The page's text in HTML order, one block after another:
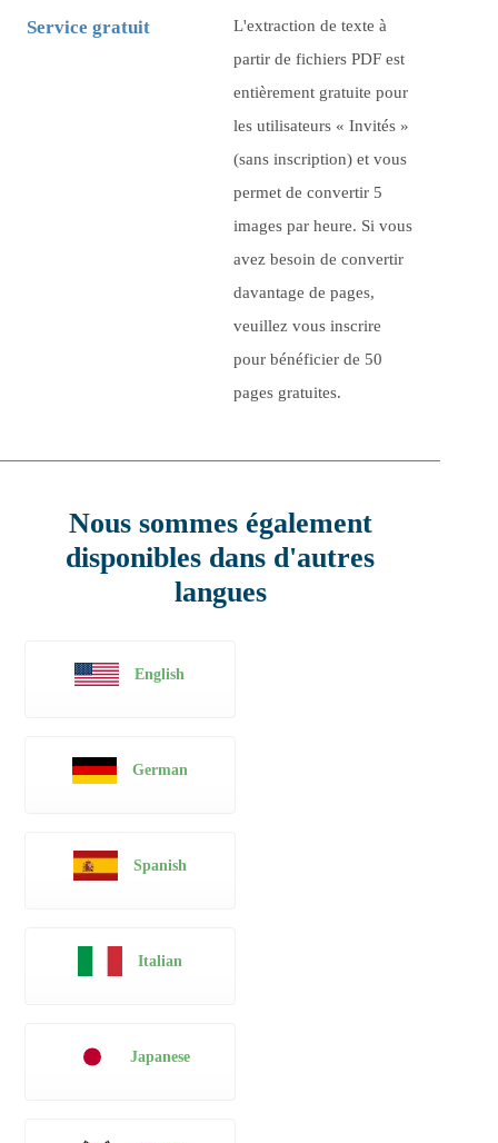
Service gratuit
L'extraction de texte à
partir de fichiers PDF est
entièrement gratuite pour
les utilisateurs « Invités »
(sans inscription) et vous
permet de convertir 5
images par heure. Si vous
avez besoin de convertir
davantage de pages,
veuillez vous inscrire
pour bénéficier de 50
pages gratuites.
Nous sommes également
disponibles dans d'autres
langues
English
German
Spanish
Italian
Japanese